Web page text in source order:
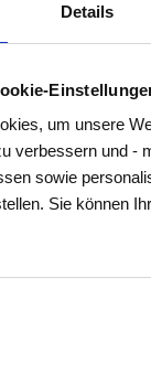
Details
um unsere
verbessern und -
sowie
Sie können
möglich.
jederzeit
vom